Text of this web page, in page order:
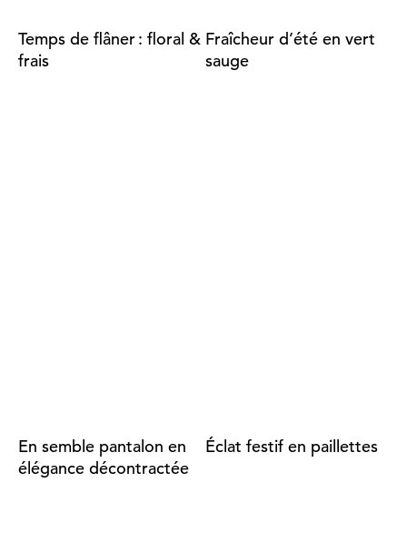
Temps de flâner : floral &
frais
Fraîcheur d’été en vert
sauge
En semble pantalon en
élégance décontractée
Éclat festif en paillettes